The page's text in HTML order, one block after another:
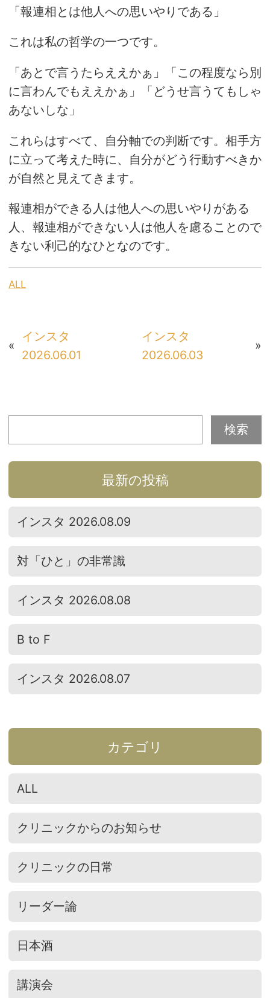
「報連相とは他人への思いやりである」
これは私の哲学の一つです。
「あとで言うたらええかぁ」「この程度なら別
に言わんでもええかぁ」「どうせ言うてもしゃ
あないしな」
これらはすべて、自分軸での判断です。相手方
に立って考えた時に、自分がどう行動すべきか
が自然と見えてきます。
報連相ができる人は他人への思いやりがある
人、報連相ができない人は他人を慮ることので
きない利己的なひとなのです。
ALL
«
インスタ
2026.06.01
インスタ
2026.06.03
»
最新の投稿
インスタ 2026.08.09
対「ひと」の非常識
インスタ 2026.08.08
B to F
インスタ 2026.08.07
カテゴリ
ALL
クリニックからのお知らせ
クリニックの日常
リーダー論
日本酒
講演会